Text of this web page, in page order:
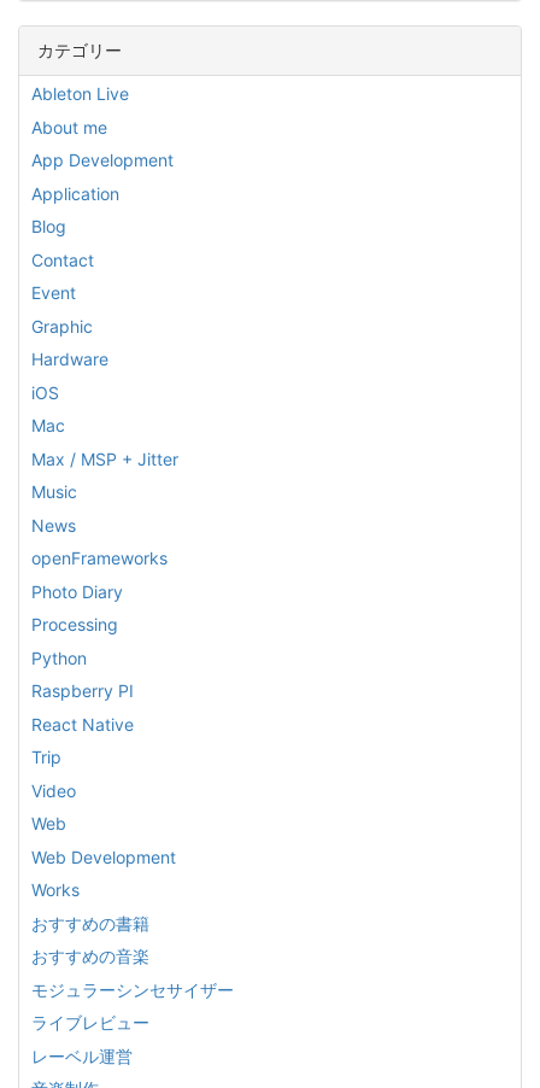
カテゴリー
Ableton Live
About me
App Development
Application
Blog
Contact
Event
Graphic
Hardware
iOS
Mac
Max / MSP + Jitter
Music
News
openFrameworks
Photo Diary
Processing
Python
Raspberry PI
React Native
Trip
Video
Web
Web Development
Works
おすすめの書籍
おすすめの音楽
モジュラーシンセサイザー
ライブレビュー
レーベル運営